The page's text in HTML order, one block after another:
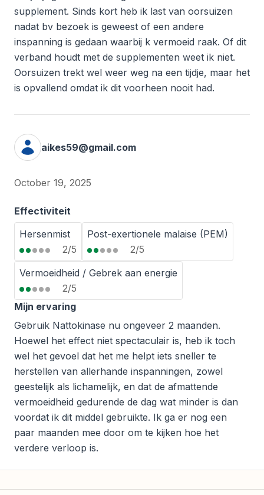
supplement. Sinds kort heb ik last van oorsuizen
nadat bv bezoek is geweest of een andere
inspanning is gedaan waarbij k vermoeid raak. Of dit
verband houdt met de supplementen weet ik niet.
Oorsuizen trekt wel weer weg na een tijdje, maar het
is opvallend omdat ik dit voorheen nooit had.
aikes59@gmail.com
October 19, 2025
Effectiviteit
Hersenmist
2/5
Post-exertionele malaise (PEM)
2/5
Vermoeidheid / Gebrek aan energie
2/5
Mijn ervaring
Gebruik Nattokinase nu ongeveer 2 maanden.
Hoewel het effect niet spectaculair is, heb ik toch
wel het gevoel dat het me helpt iets sneller te
herstellen van allerhande inspanningen, zowel
geestelijk als lichamelijk, en dat de afmattende
vermoeidheid gedurende de dag wat minder is dan
voordat ik dit middel gebruikte. Ik ga er nog een
paar maanden mee door om te kijken hoe het
verdere verloop is.